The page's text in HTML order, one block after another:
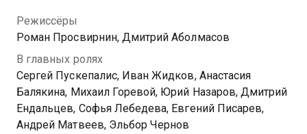
Режиссёры
Роман Просвирнин, Дмитрий Аболмасов
В главных ролях
Сергей Пускепалис, Иван Жидков, Анастасия
Балякина, Михаил Горевой, Юрий Назаров, Дмитрий
Ендальцев, Софья Лебедева, Евгений Писарев,
Андрей Матвеев, Эльбор Чернов